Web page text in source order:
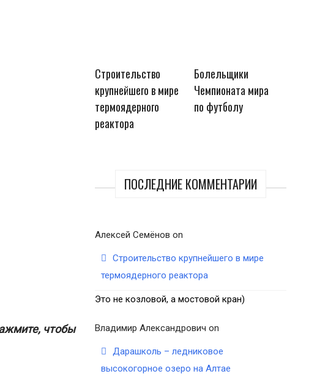
Строительство
крупнейшего в мире
термоядерного
реактора
Болельщики
Чемпионата мира
по футболу
ПОСЛЕДНИЕ КОММЕНТАРИИ
Алексей Семёнов on
Строительство крупнейшего в мире
термоядерного реактора
Это не козловой, а мостовой кран)
Владимир Александрович on
Дарашколь – ледниковое
высокогорное озеро на Алтае
чтобы